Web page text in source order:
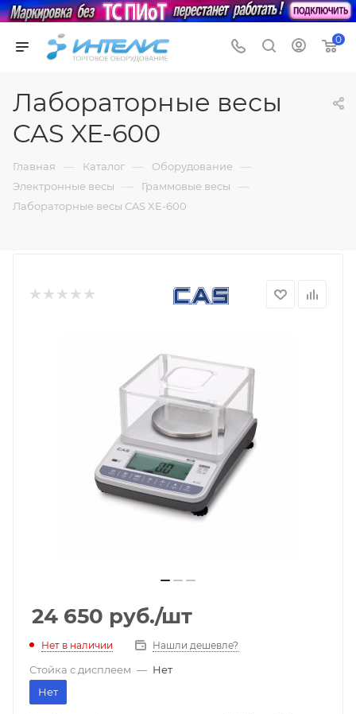
0
Лабораторные весы
CAS XE-600
Главная — Каталог — Оборудование —
Электронные весы — Граммовые весы —
Лабораторные весы CAS XE-600
24 650 руб./шт
Нет в наличии Нашли дешевле?
Стойка с дисплеем — Нет
Нет